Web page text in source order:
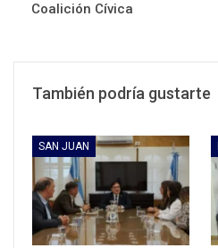
Coalición Cívica
También podría gustarte
SAN JUAN